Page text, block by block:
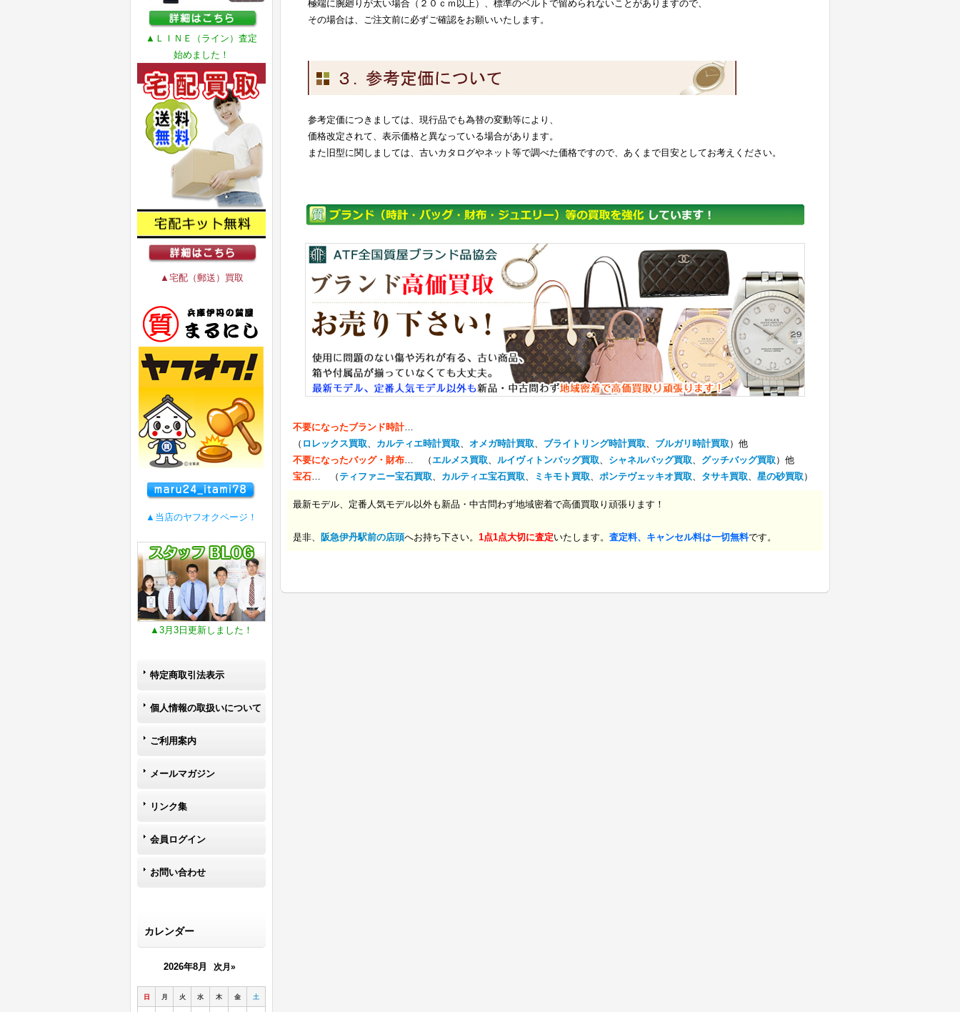
▲ＬＩＮＥ（ライン）査定
始めました！
▲宅配（郵送）買取
▲当店のヤフオクページ！
▲3月3日更新しました！
特定商取引法表示
個人情報の取扱いについて
ご利用案内
メールマガジン
リンク集
会員ログイン
お問い合わせ
カレンダー
2026年8月 次月»
日 月 火 水 木 金 土
極端に腕廻りが太い場合（２０ｃｍ以上）、標準のベルトで留められないことがありますので、
その場合は、ご注文前に必ずご確認をお願いいたします。
参考定価につきましては、現行品でも為替の変動等により、
価格改定されて、表示価格と異なっている場合があります。
また旧型に関しましては、古いカタログやネット等で調べた価格ですので、あくまで目安としてお考えください。
不要になったブランド時計…
（ ロレックス買取、 カルティエ時計買取、 オメガ時計買取、 ブライトリング時計買取、 ブルガリ時計買取 ）他
不要になったバッグ・財布… （ エルメス買取、 ルイヴィトンバッグ買取、 シャネルバッグ買取、 グッチバッグ買取 ）他
宝石… （ティファニー宝石買取、 カルティエ宝石買取、 ミキモト買取、 ポンテヴェッキオ買取、 タサキ買取、 星の砂買取 ）
最新モデル、定番人気モデル以外も新品・中古問わず地域密着で高価買取り頑張ります！
是非、 阪急伊丹駅前の店頭へお持ち下さい。 1点1点大切に査定いたします。 査定料、キャンセル料は一切無料です。